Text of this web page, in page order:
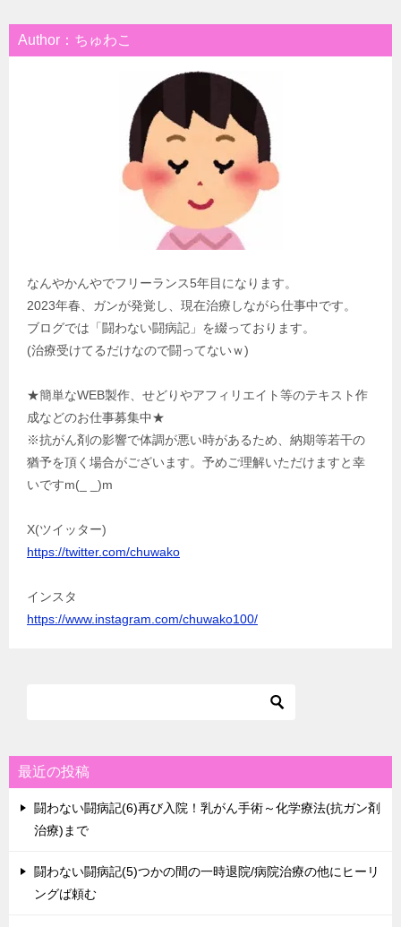
Author：ちゅわこ
なんやかんやでフリーランス5年目になります。
2023年春、ガンが発覚し、現在治療しながら仕事中です。
ブログでは「闘わない闘病記」を綴っております。
(治療受けてるだけなので闘ってないｗ)
★簡単なWEB製作、せどりやアフィリエイト等のテキスト作
成などのお仕事募集中★
※抗がん剤の影響で体調が悪い時があるため、納期等若干の
猶予を頂く場合がございます。予めご理解いただけますと幸
いですm(_ _)m
X(ツイッター)
https://twitter.com/chuwako
インスタ
https://www.instagram.com/chuwako100/
最近の投稿
闘わない闘病記(6)再び入院！乳がん手術～化学療法(抗ガン剤
治療)まで
闘わない闘病記(5)つかの間の一時退院/病院治療の他にヒーリ
ングば頼む